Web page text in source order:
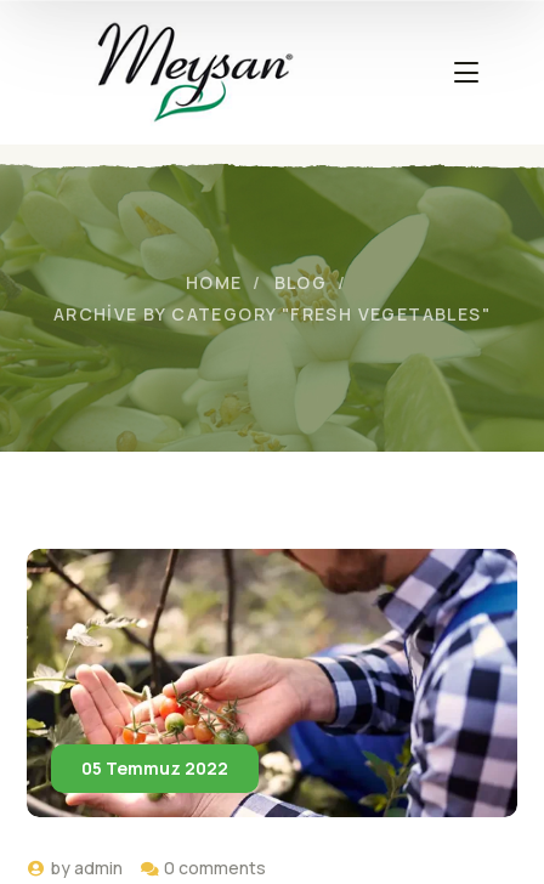
HOME
BLOG
ARCHIVE BY CATEGORY "FRESH VEGETABLES"
05 Temmuz 2022
byadmin 0 comments